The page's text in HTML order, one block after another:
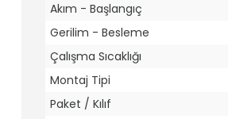
Akım - Başlangıç
Gerilim - Besleme
Çalışma Sıcaklığı
Montaj Tipi
Paket / Kılıf